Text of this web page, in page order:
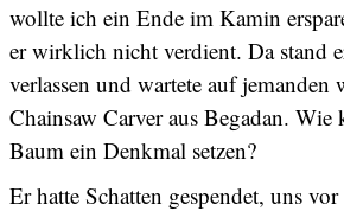
wollte ich ein Ende im Kamin
er wirklich nicht verdient. Da stand
verlassen und wartete auf jemanden
Chainsaw Carver aus Begadan. Wie
Baum ein Denkmal setzen?
Er hatte Schatten gespendet, uns